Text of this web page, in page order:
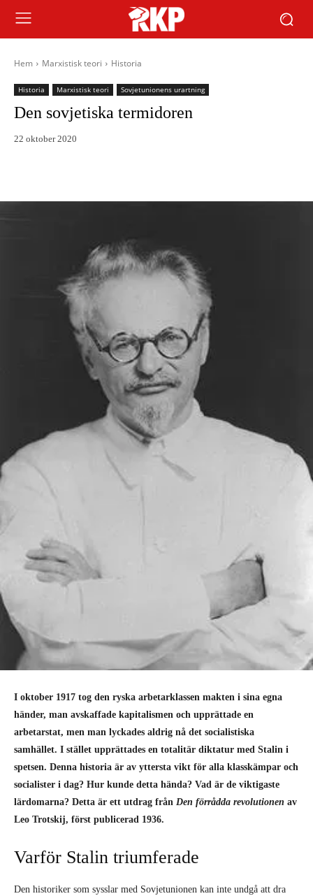
Hem Marxistisk teori Historia
Historia Marxistisk teori Sovjetunionens urartning
Den sovjetiska termidoren
22 oktober 2020
I oktober 1917 tog den ryska arbetarklassen makten i sina egna
händer, man avskaffade kapitalismen och upprättade en
arbetarstat, men man lyckades aldrig nå det socialistiska
samhället. I stället upprättades en totalitär diktatur med Stalin i
spetsen. Denna historia är av yttersta vikt för alla klasskämpar och
socialister i dag? Hur kunde detta hända? Vad är de viktigaste
lärdomarna? Detta är ett utdrag från Den förrådda revolutionen av
Leo Trotskij, först publicerad 1936.
Varför Stalin triumferade
Den historiker som sysslar med Sovjetunionen kan inte undgå att dra